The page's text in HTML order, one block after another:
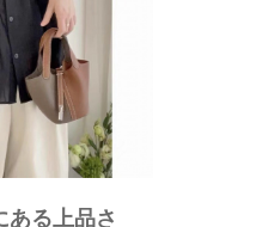
ある上品さ